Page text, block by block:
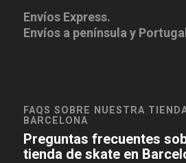
Envíos Express.
Envíos a península y
FAQS SOBRE NUESTRA
BARCELONA
Preguntas frecuentes
tienda de skate en